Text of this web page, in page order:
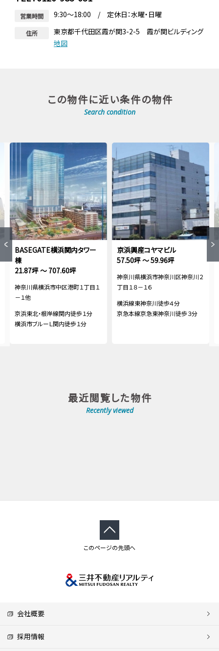
営業時間 9:30～18:00 / 定休日：水曜・日曜
住所
東京都千代田区霞が関3-2-5 霞が関ビルディング
地図
この物件に近い条件の物件
Search condition
BASEGATE横浜関内タワー
棟
21.87坪 ～ 707.60坪
神奈川県横浜市中区港町１丁目１
－１他
京浜東北・根岸線関内徒歩１分
横浜市ブルーＬ関内徒歩１分
京浜興産コヤマビル
57.50坪 ～ 59.96坪
神奈川県横浜市神奈川区神奈川２
丁目１８－１６
横浜線東神奈川徒歩４分
京急本線京急東神奈川徒歩３分
最近閲覧した物件
Recently viewed
このページの先頭へ
会社概要
採用情報